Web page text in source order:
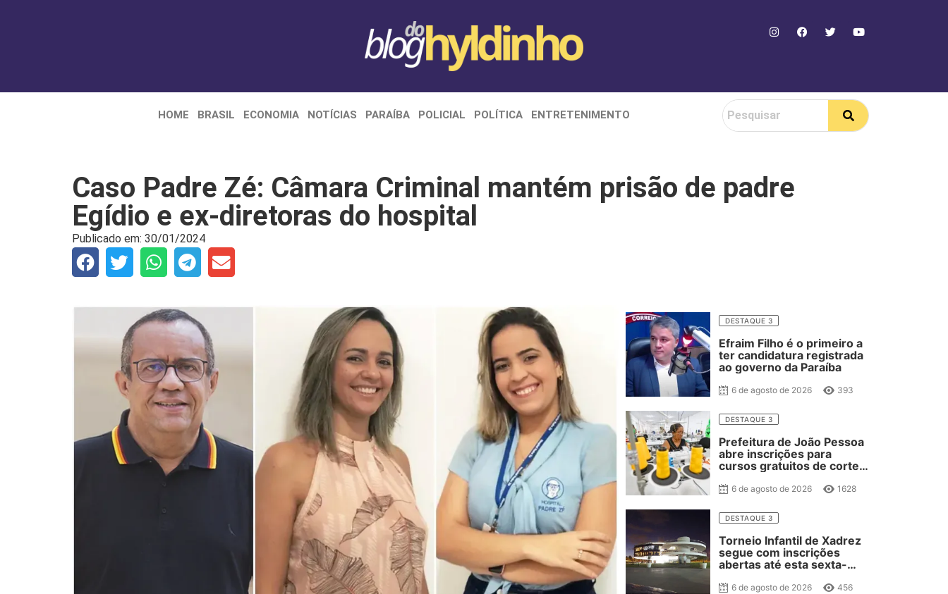
HOME BRASIL ECONOMIA NOTÍCIAS PARAÍBA POLICIAL POLÍTICA ENTRETENIMENTO
Caso Padre Zé: Câmara Criminal mantém prisão de padre
Egídio e ex-diretoras do hospital
Publicado em: 30/01/2024
DESTAQUE 3
Efraim Filho é o primeiro a
ter candidatura registrada
ao governo da Paraíba
6 de agosto de 2026 393
DESTAQUE 3
Prefeitura de João Pessoa
abre inscrições para
cursos gratuitos de corte
salgateria
6 de agosto de 2026 1628
DESTAQUE 3
Torneio Infantil de Xadrez
segue com inscrições
abertas até esta sexta-
6 de agosto de 2026 456